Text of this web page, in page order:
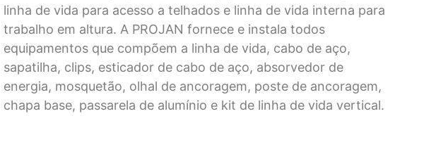
linha de vida para acesso a telhados e linha de vida interna para
trabalho em altura. A PROJAN fornece e instala todos
equipamentos que compõem a linha de vida, cabo de aço,
sapatilha, clips, esticador de cabo de aço, absorvedor de
energia, mosquetão, olhal de ancoragem, poste de ancoragem,
chapa base, passarela de alumínio e kit de linha de vida vertical.